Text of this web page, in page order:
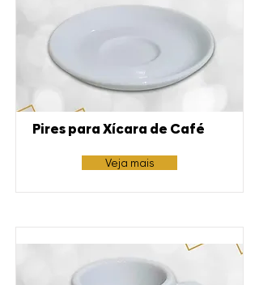
Pires para Xícara de Café
Veja mais